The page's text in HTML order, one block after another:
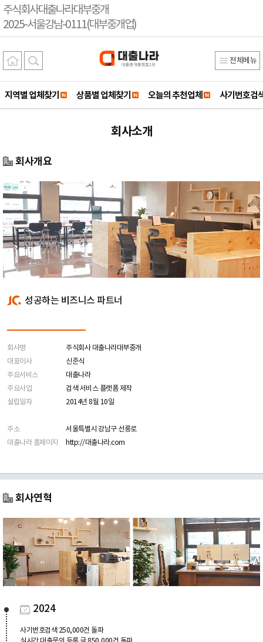
주식회사대출나라대부중개
2025-서울강남-0111(대부중개업)
전체메뉴
지역별 업체찾기 상품별 업체찾기 오늘의 추천업체 사기번호검
회사소개
회사개요
성공하는 비즈니스 파트너
회사명
주식회사 대출나라대부중개
대표이사
신준식
주요서비스
대출나라
주요사업
검색 서비스 플랫폼 제작
설립일자
2014년 8월 10일
주소
서울특별시 강남구 선릉로
대출나라 홈페이지
http://대출나라.com
회사연혁
2024
사기번호검색 250,000건 돌파